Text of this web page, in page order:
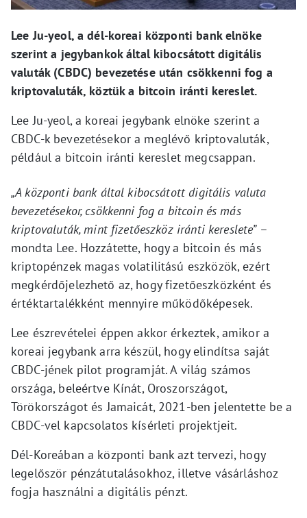
Lee Ju-yeol, a dél-koreai központi bank elnöke
szerint a jegybankok által kibocsátott digitális
valuták (CBDC) bevezetése után csökkenni fog a
kriptovaluták, köztük a bitcoin iránti kereslet.
Lee Ju-yeol, a koreai jegybank elnöke szerint a
CBDC-k bevezetésekor a meglévő kriptovaluták,
például a bitcoin iránti kereslet megcsappan.
„A központi bank által kibocsátott digitális valuta
bevezetésekor, csökkenni fog a bitcoin és más
kriptovaluták, mint fizetőeszköz iránti kereslete”–
mondta Lee. Hozzátette, hogy a bitcoin és más
kriptopénzek magas volatilitású eszközök, ezért
megkérdőjelezhető az, hogy fizetőeszközként és
értéktartalékként mennyire működőképesek.
Lee észrevételei éppen akkor érkeztek, amikor a
koreai jegybank arra készül, hogy elindítsa saját
CBDC-jének pilot programját. A világ számos
országa, beleértve Kínát, Oroszországot,
Törökországot és Jamaicát, 2021-ben jelentette be a
CBDC-vel kapcsolatos kísérleti projektjeit.
Dél-Koreában a központi bank azt tervezi, hogy
legelőször pénzátutalásokhoz, illetve vásárláshoz
fogja használni a digitális pénzt.